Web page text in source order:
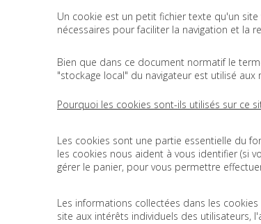
Un cookie est un petit fichier texte qu'un
nécessaires pour faciliter la navigation et la
Bien que dans ce document normatif le
"stockage local" du navigateur est utilisé
Pourquoi les cookies sont-ils utilisés sur ce
Les cookies sont une partie essentielle du
les cookies nous aident à vous identifier (si
gérer le panier, pour vous permettre
Les informations collectées dans les
site aux intérêts individuels des utilisateurs,